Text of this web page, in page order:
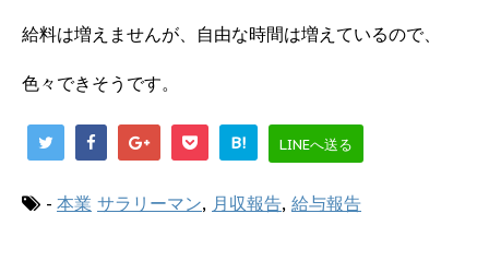
給料は増えませんが、自由な時間は増えているので、
色々できそうです。
B! LINEへ送る
- 本業 サラリーマン, 月収報告, 給与報告